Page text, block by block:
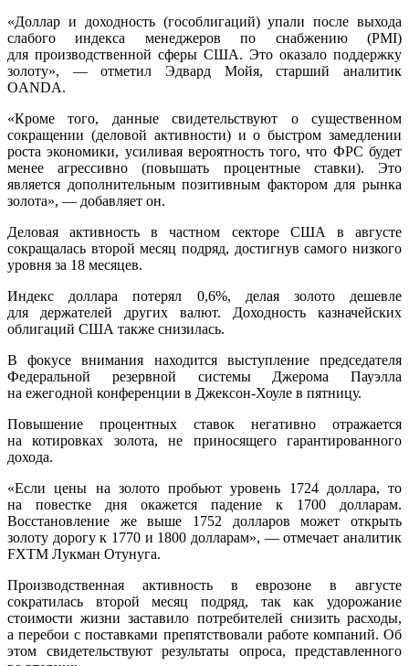
«Доллар и доходность (гособлигаций) упали после выхода
слабого индекса менеджеров по снабжению (PMI)
для производственной сферы США. Это оказало поддержку
золоту», — отметил Эдвард Мойя, старший аналитик
OANDA.
«Кроме того, данные свидетельствуют о существенном
сокращении (деловой активности) и о быстром замедлении
роста экономики, усиливая вероятность того, что ФРС будет
менее агрессивно (повышать процентные ставки). Это
является дополнительным позитивным фактором для рынка
золота», — добавляет он.
Деловая активность в частном секторе США в августе
сокращалась второй месяц подряд, достигнув самого низкого
уровня за 18 месяцев.
Индекс доллара потерял 0,6%, делая золото дешевле
для держателей других валют. Доходность казначейских
облигаций США также снизилась.
В фокусе внимания находится выступление председателя
Федеральной резервной системы Джерома Пауэлла
на ежегодной конференции в Джексон-Хоуле в пятницу.
Повышение процентных ставок негативно отражается
на котировках золота, не приносящего гарантированного
дохода.
«Если цены на золото пробьют уровень 1724 доллара, то
на повестке дня окажется падение к 1700 долларам.
Восстановление же выше 1752 долларов может открыть
золоту дорогу к 1770 и 1800 долларам», — отмечает аналитик
FXTM Лукман Отунуга.
Производственная активность в еврозоне в августе
сократилась второй месяц подряд, так как удорожание
стоимости жизни заставило потребителей снизить расходы,
а перебои с поставками препятствовали работе компаний. Об
этом свидетельствуют результаты опроса, представленного